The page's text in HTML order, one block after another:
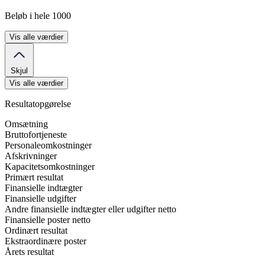
Beløb i hele 1000
Vis alle værdier
Skjul
Vis alle værdier
Resultatopgørelse
Omsætning
Bruttofortjeneste
Personaleomkostninger
Afskrivninger
Kapacitetsomkostninger
Primært resultat
Finansielle indtægter
Finansielle udgifter
Andre finansielle indtægter eller udgifter netto
Finansielle poster netto
Ordinært resultat
Ekstraordinære poster
Årets resultat